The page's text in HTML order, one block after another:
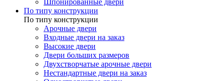
Шпонированные двери
По типу конструкции
По типу конструкции
Арочные двери
Входные двери на заказ
Высокие двери
Двери больших размеров
Двухстворчатые арочные двери
Нестандартные двери на заказ